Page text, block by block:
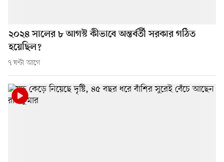
২০২৪ সালের ৮ আগস্ট কীভাবে অন্তর্বর্তী সরকার গঠিত
হয়েছিল?
৭ ঘণ্টা আগে